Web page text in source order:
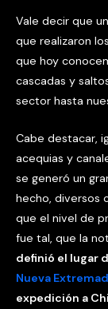
Vale decir que
que realizaron
que hoy
cascadas y
sector hasta
Cabe destacar,
acequias y
se generó un
hecho, diversos
que el nivel de
fue tal, que la
definió el lugar
Nueva
expedición a